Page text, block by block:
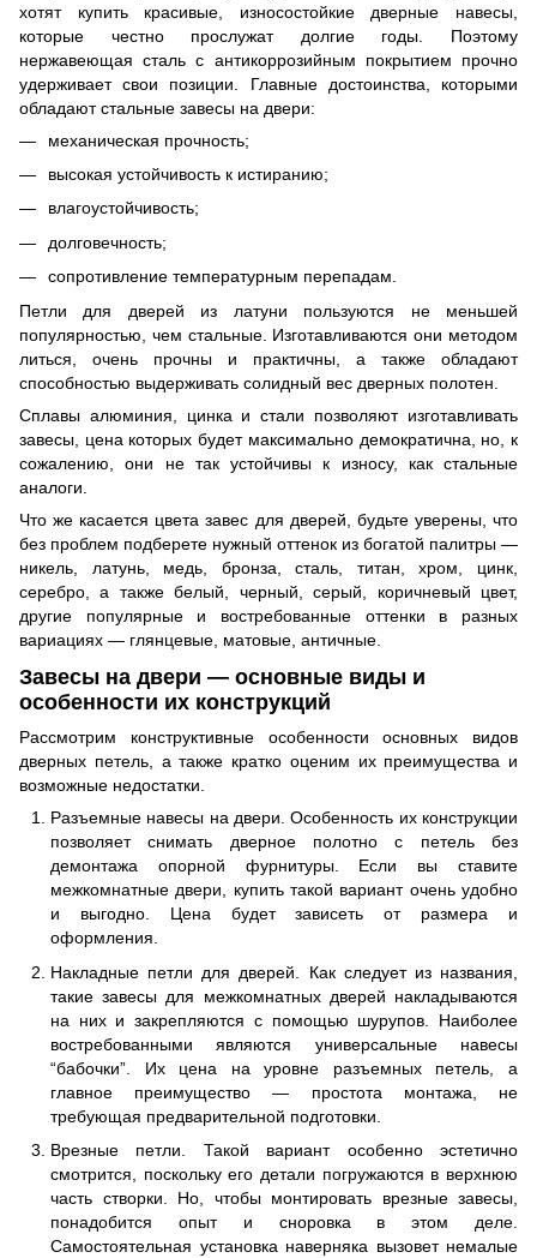
хотят купить красивые, износостойкие дверные навесы,
которые честно прослужат долгие годы. Поэтому
нержавеющая сталь с антикоррозийным покрытием прочно
удерживает свои позиции. Главные достоинства, которыми
обладают стальные завесы на двери:
механическая прочность;
высокая устойчивость к истиранию;
влагоустойчивость;
долговечность;
сопротивление температурным перепадам.
Петли для дверей из латуни пользуются не меньшей
популярностью, чем стальные. Изготавливаются они методом
литься, очень прочны и практичны, а также обладают
способностью выдерживать солидный вес дверных полотен.
Сплавы алюминия, цинка и стали позволяют изготавливать
завесы, цена которых будет максимально демократична, но, к
сожалению, они не так устойчивы к износу, как стальные
аналоги.
Что же касается цвета завес для дверей, будьте уверены, что
без проблем подберете нужный оттенок из богатой палитры —
никель, латунь, медь, бронза, сталь, титан, хром, цинк,
серебро, а также белый, черный, серый, коричневый цвет,
другие популярные и востребованные оттенки в разных
вариациях — глянцевые, матовые, античные.
Завесы на двери — основные виды и
особенности их конструкций
Рассмотрим конструктивные особенности основных видов
дверных петель, а также кратко оценим их преимущества и
возможные недостатки.
Разъемные навесы на двери. Особенность их конструкции
позволяет снимать дверное полотно с петель без
демонтажа опорной фурнитуры. Если вы ставите
межкомнатные двери, купить такой вариант очень удобно
и выгодно. Цена будет зависеть от размера и
оформления.
Накладные петли для дверей. Как следует из названия,
такие завесы для межкомнатных дверей накладываются
на них и закрепляются с помощью шурупов. Наиболее
востребованными являются универсальные навесы
“бабочки”. Их цена на уровне разъемных петель, а
главное преимущество — простота монтажа, не
требующая предварительной подготовки.
Врезные петли. Такой вариант особенно эстетично
смотрится, поскольку его детали погружаются в верхнюю
часть створки. Но, чтобы монтировать врезные завесы,
понадобится опыт и сноровка в этом деле.
Самостоятельная установка наверняка вызовет немалые